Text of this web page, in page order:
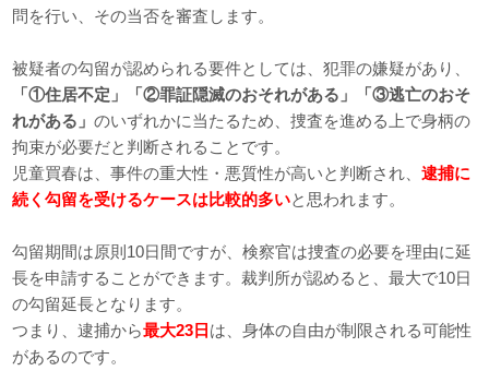
問を行い、その当否を審査します。
被疑者の勾留が認められる要件としては、犯罪の嫌疑があり、
「①住居不定」「②罪証隠滅のおそれがある」「③逃亡のおそ
れがある」のいずれかに当たるため、捜査を進める上で身柄の
拘束が必要だと判断されることです。
児童買春は、事件の重大性・悪質性が高いと判断され、逮捕に
続く勾留を受けるケースは比較的多いと思われます。
勾留期間は原則10日間ですが、検察官は捜査の必要を理由に延
長を申請することができます。裁判所が認めると、最大で10日
の勾留延長となります。
つまり、逮捕から最大23日 は、身体の自由が制限される可能性
があるのです。